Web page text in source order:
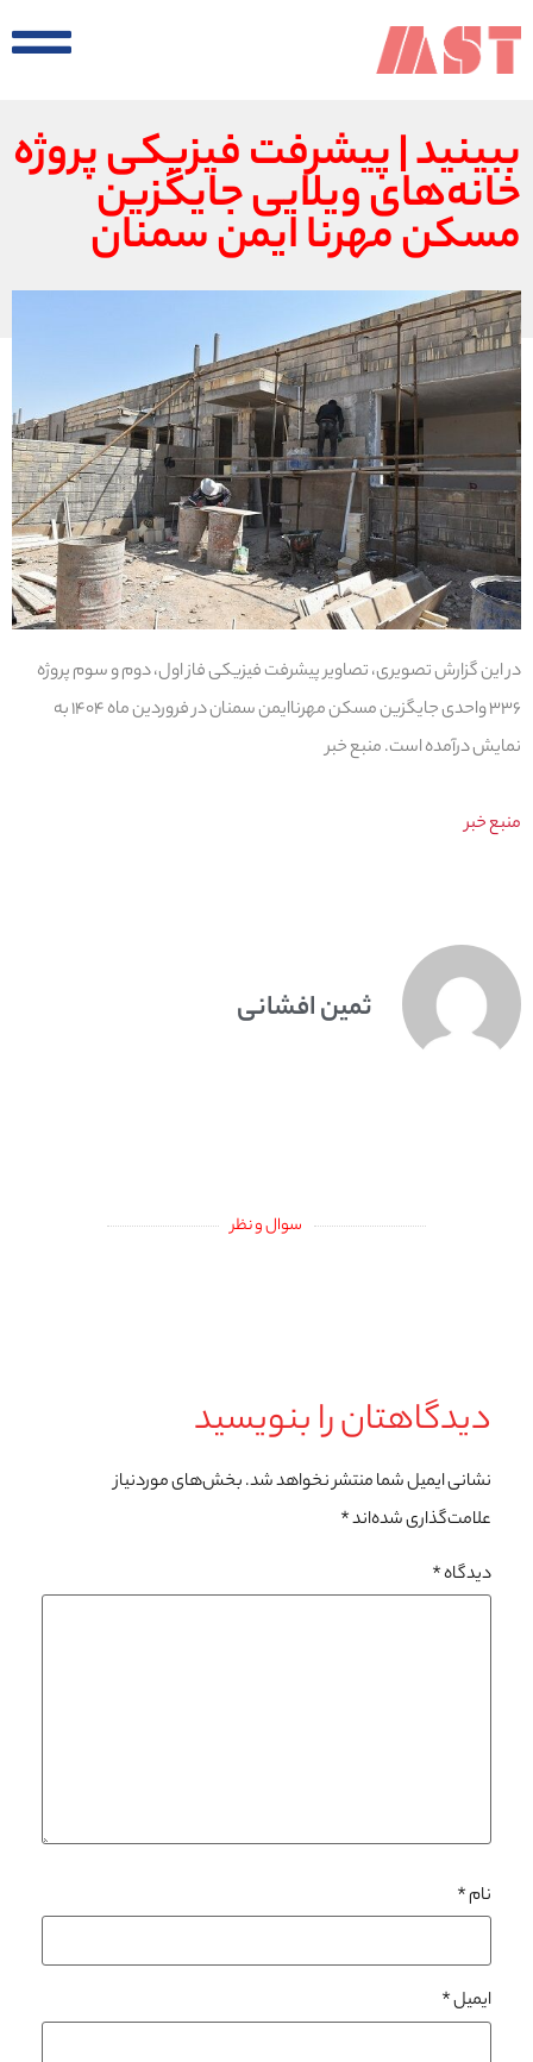
ببینید | پیشرفت فیزیکی پروژه
خانه‌های ویلایی جایگزین
مسکن مهرنا ایمن سمنان
در این گزارش تصویری، تصاویر پیشرفت فیزیکی فاز اول، دوم و سوم پروژه
۳۳۶ واحدی جایگزین مسکن مهرناایمن سمنان در فروردین ماه ۱۴۰۴ به
نمایش درآمده است. منبع خبر
منبع خبر
ثمین افشانی
سوال و نظر
دیدگاهتان را بنویسید
نشانی ایمیل شما منتشر نخواهد شد.بخش‌های موردنیاز
علامت‌گذاری شده‌اند*
دیدگاه*
نام*
ایمیل*